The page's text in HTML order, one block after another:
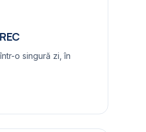
o singură zi, în